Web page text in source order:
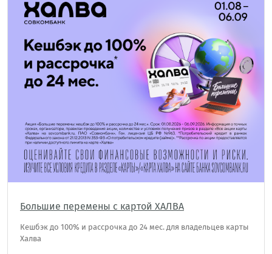
Большие перемены с картой ХАЛВА
Кешбэк до 100% и рассрочка до 24 мес. для владельцев карты
Халва